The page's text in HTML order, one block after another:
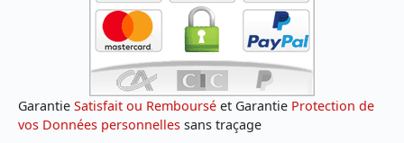
Garantie Satisfait ou Remboursé et Garantie Protection de
vos Données personnelles sans traçage